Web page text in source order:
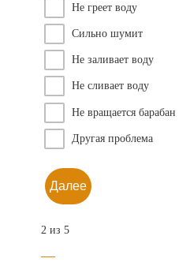
Не греет воду
Сильно шумит
Не заливает воду
Не сливает воду
Не вращается барабан
Другая проблема
Далее
2 из 5